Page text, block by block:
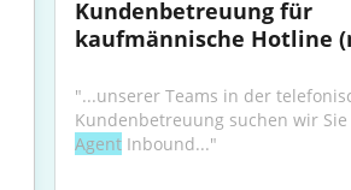
Kundenbetreuung für
kaufmännische Hotline
"...unserer Teams in der
Agent Inbound..."